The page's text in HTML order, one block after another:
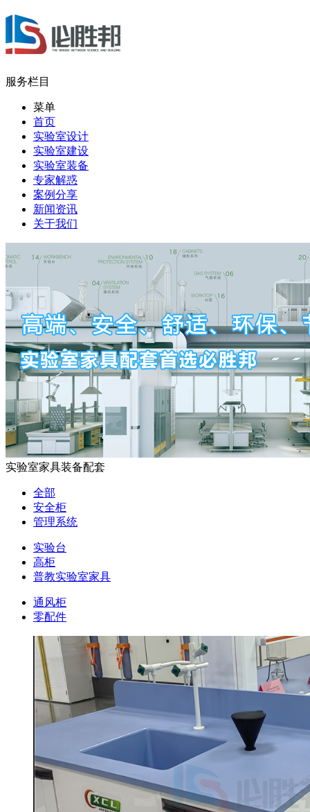
服务栏目
菜单
首页
实验室设计
实验室建设
实验室装备
专家解惑
案例分享
新闻资讯
关于我们
实验室家具装备配套
全部
安全柜
管理系统
实验台
高柜
普教实验室家具
通风柜
零配件